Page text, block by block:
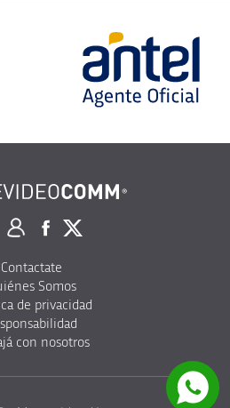
Contactate
Somos
de privacidad
con nosotros